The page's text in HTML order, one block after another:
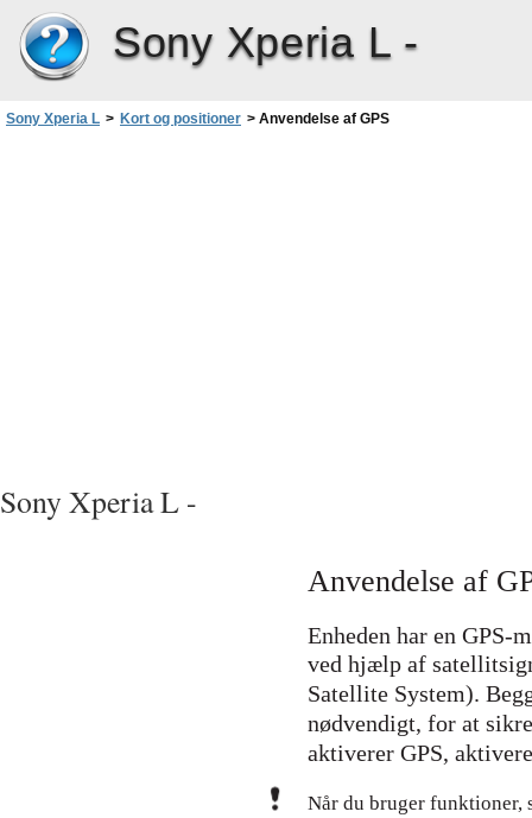
Sony Xperia L -
Sony Xperia L > Kort og positioner > Anvendelse af GPS
Sony Xperia L -
Anvendelse af
Enheden har en GPS-
ved hjælp af
Satellite System).
nødvendigt, for at
aktiverer GPS,
Når du bruger funktioner,